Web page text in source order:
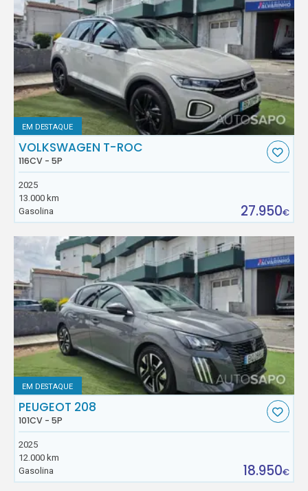
EM DESTAQUE
VOLKSWAGEN T-ROC
116CV - 5P
2025
13.000 km
Gasolina
27.950€
EM DESTAQUE
PEUGEOT 208
101CV - 5P
2025
12.000 km
Gasolina
18.950€